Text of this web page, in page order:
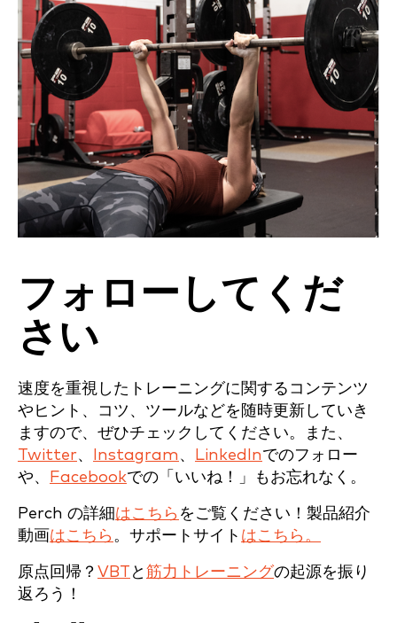
フォローしてくだ
さい
速度を重視したトレーニングに関するコンテンツ
やヒント、コツ、ツールなどを随時更新していき
ますので、ぜひチェックしてください。また、
Twitter、 Instagram 、 LinkedInでのフォロー
や、
Facebookでの「いいね！」もお忘れなく。
Perch の詳細はこちら をご覧ください！製品紹介
動画はこちら 。サポートサイト はこちら。
原点回帰？ VBT と 筋力トレーニングの起源を振り
返ろう！